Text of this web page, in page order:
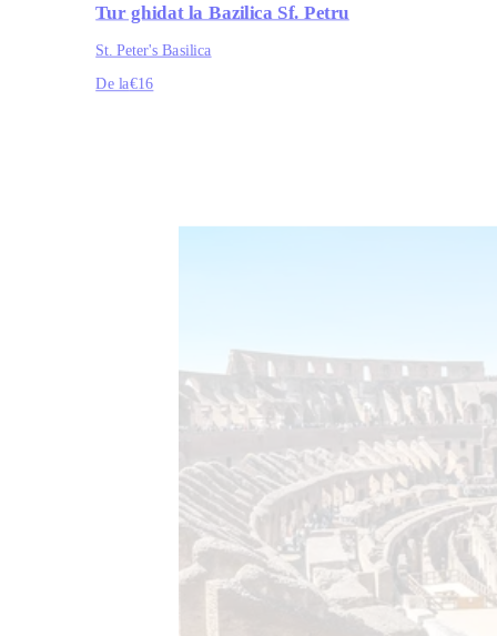
Tur ghidat la Bazilica Sf. Petru
St. Peter's Basilica
De la€16